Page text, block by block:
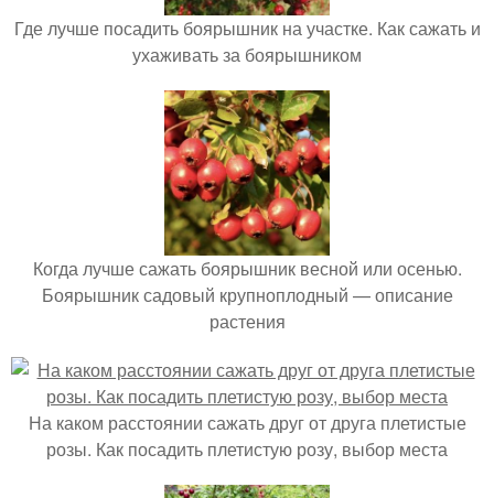
Где лучше посадить боярышник на участке. Как сажать и
ухаживать за боярышником
Когда лучше сажать боярышник весной или осенью.
Боярышник садовый крупноплодный — описание
растения
На каком расстоянии сажать друг от друга плетистые
розы. Как посадить плетистую розу, выбор места